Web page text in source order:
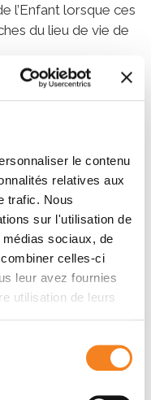
le contenu
relatives aux
trafic. Nous
sur l'utilisation de
sociaux, de
celles-ci
leur avez fournies
utilisation de leurs
l’Enfant lorsque ces
du lieu de vie de
neuroradiologie
Rothschild
une
majorité
charge pour un
doit être posé
la pupille ou un
sans délai
restent deux
et de recherche
nombreuses études